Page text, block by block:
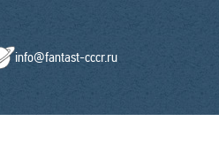
info@fantast-cccr.ru